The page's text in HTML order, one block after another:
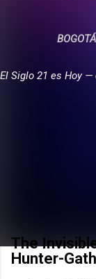
BOGOTÁ
El Siglo 21 es Hoy
The
Hunter-